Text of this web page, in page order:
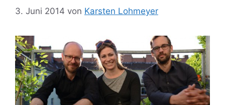
3. Juni 2014 von Karsten Lohmeyer